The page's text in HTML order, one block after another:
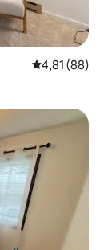
Calificación
4,81 (88)